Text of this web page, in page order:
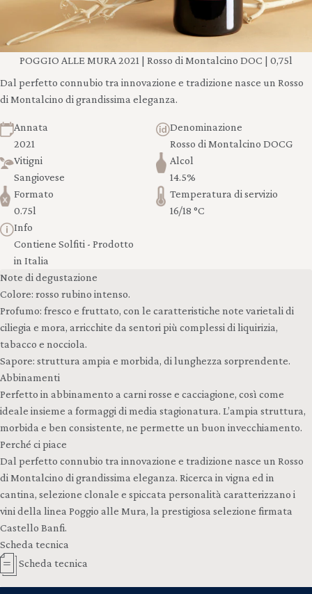
POGGIO ALLE MURA 2021 | Rosso di Montalcino DOC | 0,75l
Dal perfetto connubio tra innovazione e tradizione nasce un Rosso
di Montalcino di grandissima eleganza.
Annata
2021
Denominazione
Rosso di Montalcino DOCG
Vitigni
Sangiovese
Alcol
14.5%
Formato
0.75l
Temperatura di servizio
16/18 °C
Info
Contiene Solfiti - Prodotto
in Italia
Note di degustazione
Colore: rosso rubino intenso.
Profumo: fresco e fruttato, con le caratteristiche note varietali di
ciliegia e mora, arricchite da sentori più complessi di liquirizia,
tabacco e nocciola.
Sapore: struttura ampia e morbida, di lunghezza sorprendente.
Abbinamenti
Perfetto in abbinamento a carni rosse e cacciagione, così come
ideale insieme a formaggi di media stagionatura. L’ampia struttura,
morbida e ben consistente, ne permette un buon invecchiamento.
Perché ci piace
Dal perfetto connubio tra innovazione e tradizione nasce un Rosso
di Montalcino di grandissima eleganza. Ricerca in vigna ed in
cantina, selezione clonale e spiccata personalità caratterizzano i
vini della linea Poggio alle Mura, la prestigiosa selezione firmata
Castello Banfi.
Scheda tecnica
Scheda tecnica